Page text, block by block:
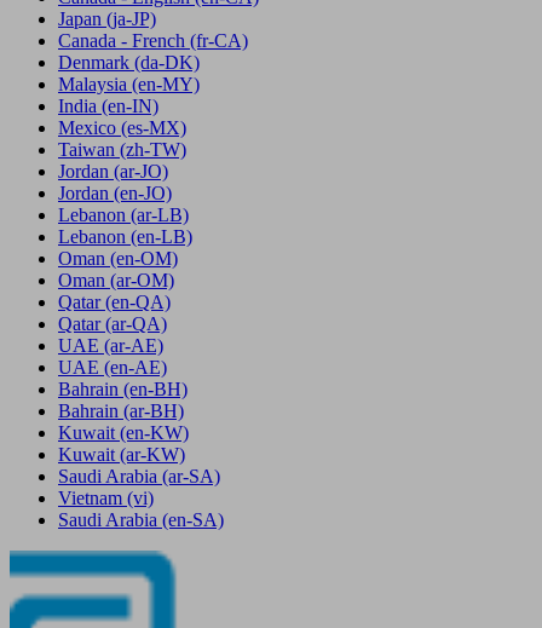
Japan (ja-JP)
Canada - French (fr-CA)
Denmark (da-DK)
Malaysia (en-MY)
India (en-IN)
Mexico (es-MX)
Taiwan (zh-TW)
Jordan (ar-JO)
Jordan (en-JO)
Lebanon (ar-LB)
Lebanon (en-LB)
Oman (en-OM)
Oman (ar-OM)
Qatar (en-QA)
Qatar (ar-QA)
UAE (ar-AE)
UAE (en-AE)
Bahrain (en-BH)
Bahrain (ar-BH)
Kuwait (en-KW)
Kuwait (ar-KW)
Saudi Arabia (ar-SA)
Vietnam (vi)
Saudi Arabia (en-SA)